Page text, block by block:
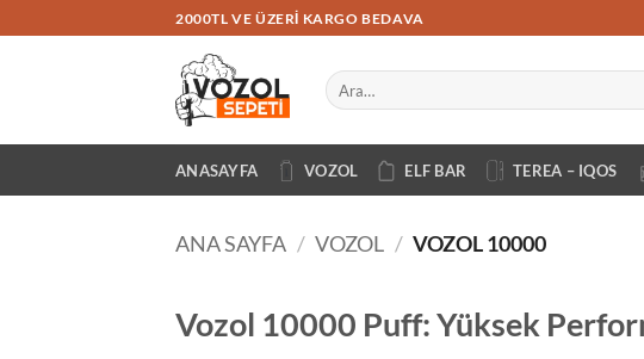
atla
2000TL VE ÜZERI KARGO BEDAVA
Ara:
ANASAYFA VOZOL ELF BAR TEREA – IQOS
ANA SAYFA / VOZOL / VOZOL 10000
Vozol 10000 Puff: Yüksek